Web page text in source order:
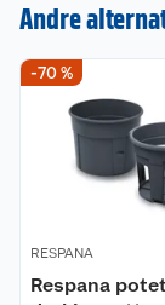
Andre
-70 %
RESPANA
Respana potet
Om oss
Nyheter
Våre butikker
Våre merkevarer
Kundeservice
Kontakt oss
Angre- og
Reklamasjon og
Ofte stilte